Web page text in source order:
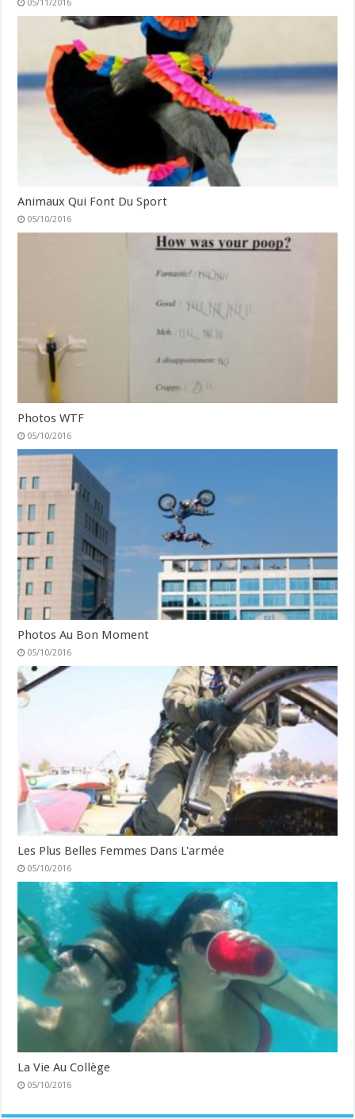
05/11/2016
Animaux Qui Font Du Sport
05/10/2016
Photos WTF
05/10/2016
Photos Au Bon Moment
05/10/2016
Les Plus Belles Femmes Dans L'armée
05/10/2016
La Vie Au Collège
05/10/2016